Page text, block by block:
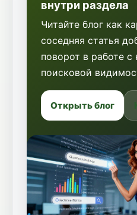
внутри раздела
Читайте блог как
соседняя статья
поворот в работе с
поисковой
Открыть блог